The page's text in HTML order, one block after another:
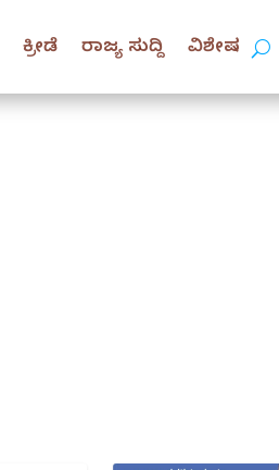
ಕ್ರೀಡೆ ರಾಜ್ಯ ಸುದ್ದಿ ವಿಶೇಷ